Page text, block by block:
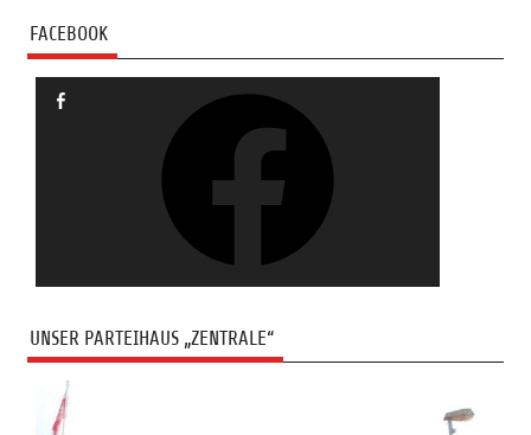
FACEBOOK
UNSER PARTEIHAUS „ZENTRALE“